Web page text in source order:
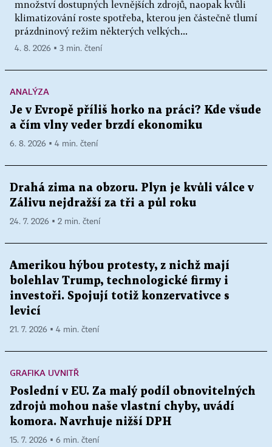
množství dostupných levnějších zdrojů, naopak kvůli
klimatizování roste spotřeba, kterou jen částečně tlumí
prázdninový režim některých velkých...
4. 8. 2026 ▪ 3 min. čtení
ANALÝZA
Je v Evropě příliš horko na práci? Kde všude
a čím vlny veder brzdí ekonomiku
6. 8. 2026 ▪ 4 min. čtení
Drahá zima na obzoru. Plyn je kvůli válce v
Zálivu nejdražší za tři a půl roku
24. 7. 2026 ▪ 2 min. čtení
Amerikou hýbou protesty, z nichž mají
bolehlav Trump, technologické firmy i
investoři. Spojují totiž konzervativce s
levicí
21. 7. 2026 ▪ 4 min. čtení
GRAFIKA UVNITŘ
Poslední v EU. Za malý podíl obnovitelných
zdrojů mohou naše vlastní chyby, uvádí
komora. Navrhuje nižší DPH
15. 7. 2026 ▪ 6 min. čtení